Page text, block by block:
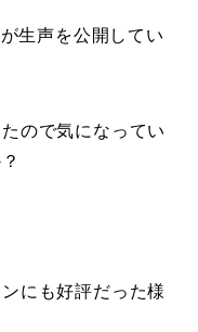
生声を公開してい
ので気になってい
にも好評だった様